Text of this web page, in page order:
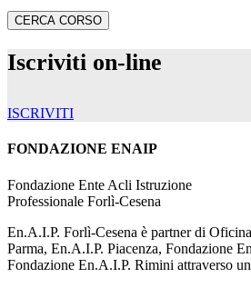
Iscriviti on-line
ISCRIVITI
FONDAZIONE ENAIP
Fondazione Ente Acli Istruzione
Professionale Forlì-Cesena
En.A.I.P. Forlì-Cesena è partner di
Parma, En.A.I.P. Piacenza, Fondazione
Fondazione En.A.I.P. Rimini attraverso